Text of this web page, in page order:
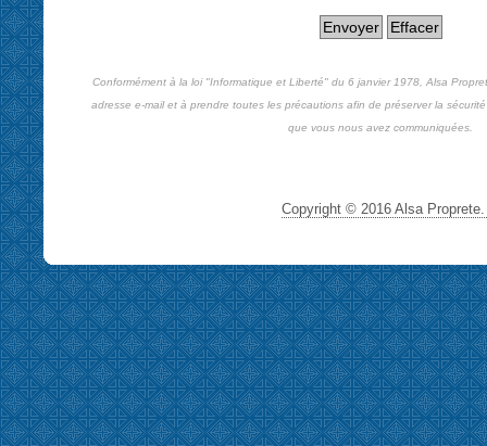
Conformément à la loi "Informatique et Liberté" du 6 janvier 1978, Alsa
adresse e-mail et à prendre toutes les précautions afin de préserver la
que vous nous avez communiquées.
Copyright © 2016 Alsa